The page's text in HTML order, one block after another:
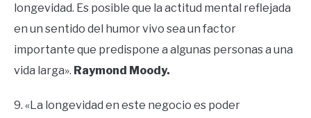
longevidad. Es posible que la actitud mental reflejada
en un sentido del humor vivo sea un factor
importante que predispone a algunas personas a una
vida larga». Raymond Moody.
9. «La longevidad en este negocio es poder